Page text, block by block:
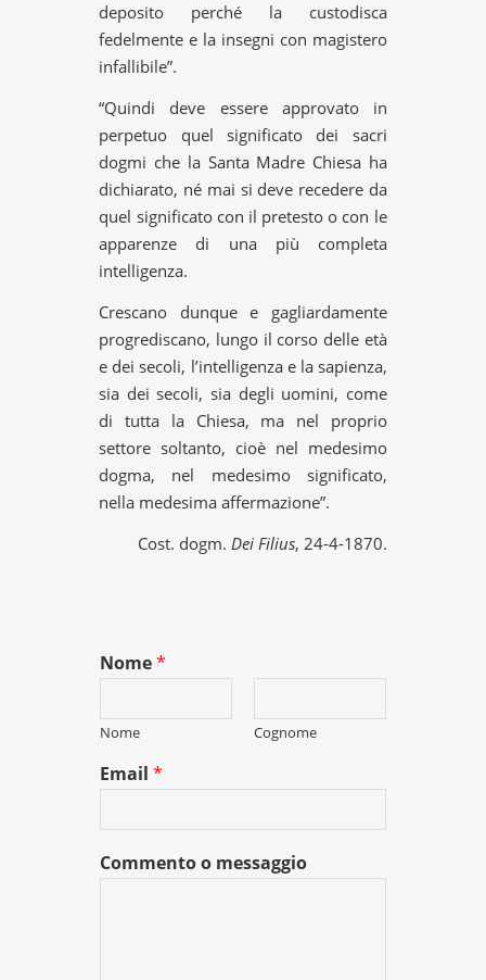
deposito perché la custodisca
fedelmente e la insegni con magistero
infallibile”.
“Quindi deve essere approvato in
perpetuo quel significato dei sacri
dogmi che la Santa Madre Chiesa ha
dichiarato, né mai si deve recedere da
quel significato con il pretesto o con le
apparenze di una più completa
intelligenza.
Crescano dunque e gagliardamente
progrediscano, lungo il corso delle età
e dei secoli, l’intelligenza e la sapienza,
sia dei secoli, sia degli uomini, come
di tutta la Chiesa, ma nel proprio
settore soltanto, cioè nel medesimo
dogma, nel medesimo significato,
nella medesima affermazione”.
Cost. dogm. Dei Filius, 24-4-1870.
Nome*
Nome Cognome
Email*
Commento o messaggio